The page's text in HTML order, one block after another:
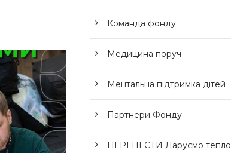
Команда фонду
Медицина поруч
Ментальна підтримка дітей
Партнери Фонду
ПЕРЕНЕСТИ Даруємо тепло